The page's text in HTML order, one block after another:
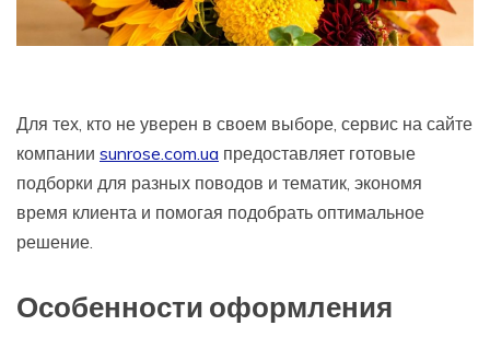
Для тех, кто не уверен в своем выборе, сервис на сайте
компании sunrose.com.ua предоставляет готовые
подборки для разных поводов и тематик, экономя
время клиента и помогая подобрать оптимальное
решение.
Особенности оформления